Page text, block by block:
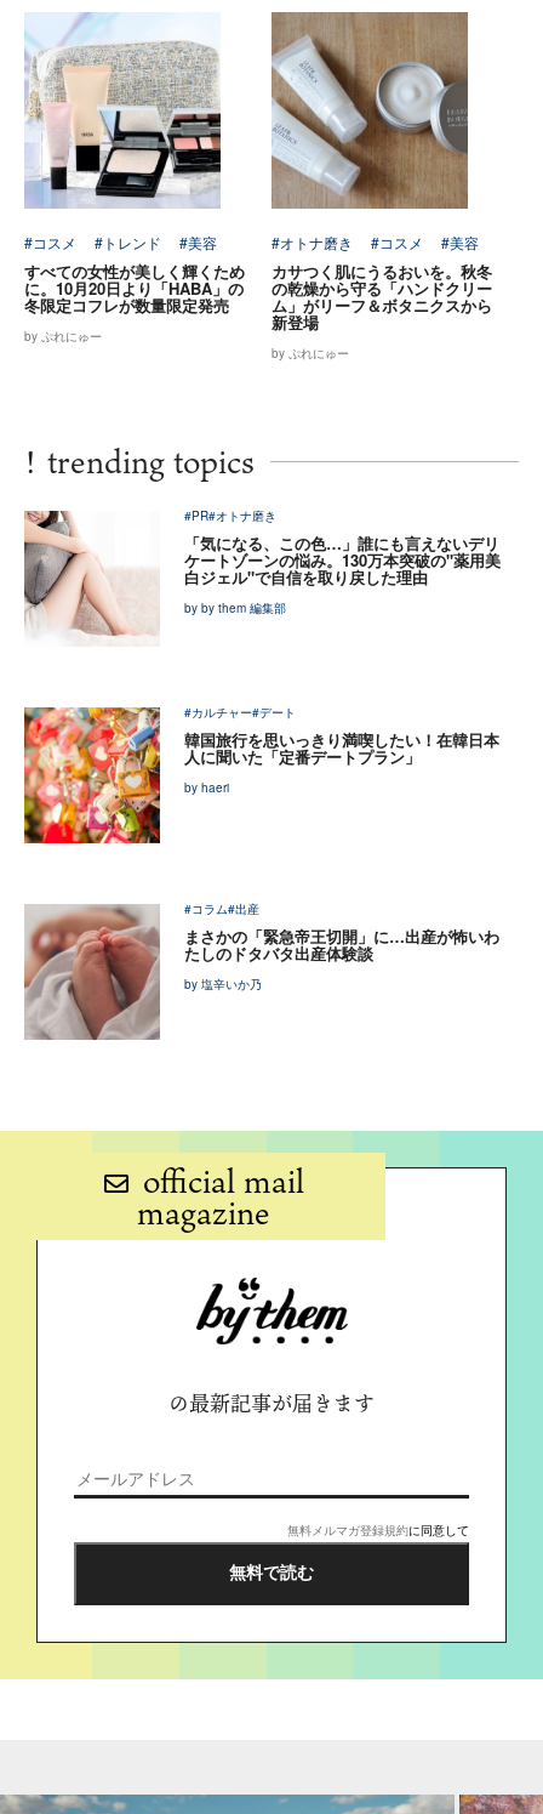
#コスメ #トレンド #美容
すべての女性が美しく輝くため
に。10月20日より「HABA」の
冬限定コフレが数量限定発売
by ぷれにゅー
#オトナ磨き #コスメ #美容
カサつく肌にうるおいを。秋冬
の乾燥から守る「ハンドクリー
ム」がリーフ＆ボタニクスから
新登場
by ぷれにゅー
! trending topics
#PR#オトナ磨き
「気になる、この色…」誰にも言えないデリ
ケートゾーンの悩み。130万本突破の"薬用美
白ジェル"で自信を取り戻した理由
by by them 編集部
#カルチャー#デート
韓国旅行を思いっきり満喫したい！在韓日本
人に聞いた「定番デートプラン」
by haeri
#コラム#出産
まさかの「緊急帝王切開」に…出産が怖いわ
たしのドタバタ出産体験談
by 塩辛いか乃
official mail
magazine
の最新記事が届きます
無料メルマガ登録規約に同意して